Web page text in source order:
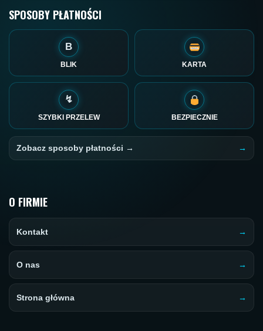
SPOSOBY PŁATNOŚCI
B
BLIK KARTA
↯
SZYBKI PRZELEW BEZPIECZNIE
Zobacz sposoby płatności →
O FIRMIE
Kontakt
O nas
Strona główna